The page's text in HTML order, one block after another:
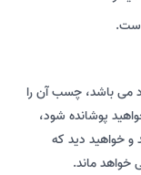
می باشد، چسب آن را
پوشانده شود،
و خواهید دید که
خواهد ماند.